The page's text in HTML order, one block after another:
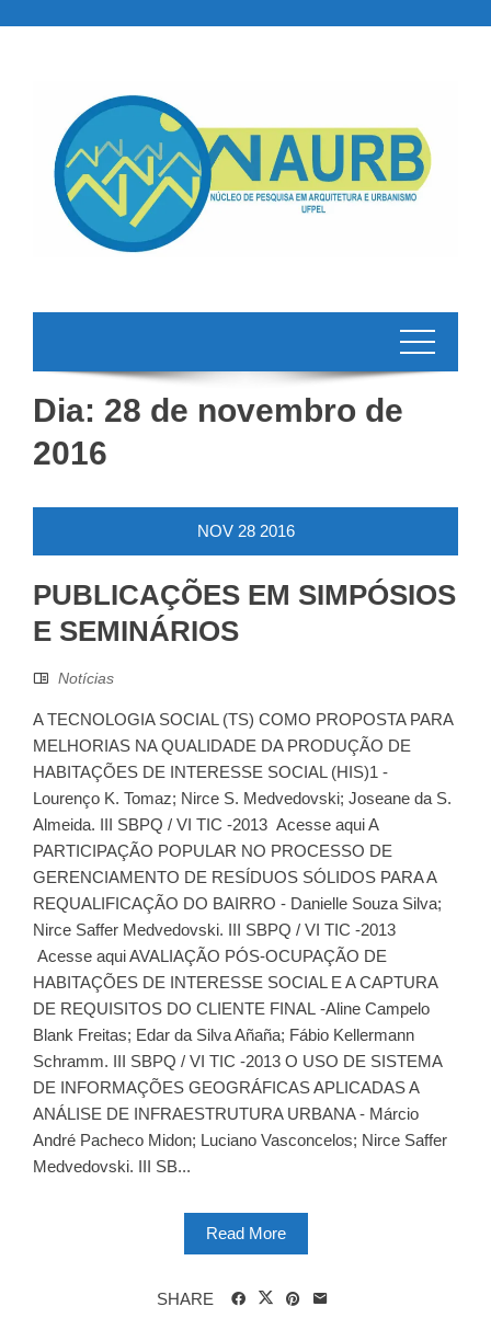
Dia: 28 de novembro de
2016
NOV 28 2016
PUBLICAÇÕES EM SIMPÓSIOS
E SEMINÁRIOS
Notícias
A TECNOLOGIA SOCIAL (TS) COMO PROPOSTA PARA
MELHORIAS NA QUALIDADE DA PRODUÇÃO DE
HABITAÇÕES DE INTERESSE SOCIAL (HIS)1 -
Lourenço K. Tomaz; Nirce S. Medvedovski; Joseane da S.
Almeida. III SBPQ / VI TIC -2013 Acesse aqui A
PARTICIPAÇÃO POPULAR NO PROCESSO DE
GERENCIAMENTO DE RESÍDUOS SÓLIDOS PARA A
REQUALIFICAÇÃO DO BAIRRO - Danielle Souza Silva;
Nirce Saffer Medvedovski. III SBPQ / VI TIC -2013
Acesse aqui AVALIAÇÃO PÓS-OCUPAÇÃO DE
HABITAÇÕES DE INTERESSE SOCIAL E A CAPTURA
DE REQUISITOS DO CLIENTE FINAL -Aline Campelo
Blank Freitas; Edar da Silva Añaña; Fábio Kellermann
Schramm. III SBPQ / VI TIC -2013 O USO DE SISTEMA
DE INFORMAÇÕES GEOGRÁFICAS APLICADAS A
ANÁLISE DE INFRAESTRUTURA URBANA - Márcio
André Pacheco Midon; Luciano Vasconcelos; Nirce Saffer
Medvedovski. III SB...
Read More
SHARE